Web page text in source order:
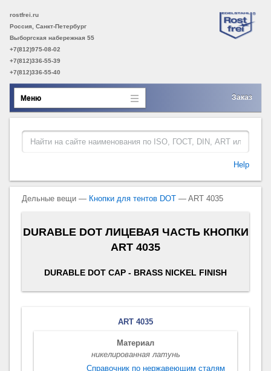
rostfrei.ru
Россия, Санкт-Петербург
Выборгская набережная 55
+7(812)975-08-02
+7(812)336-55-39
+7(812)336-55-40
Меню Заказ
Help
Дельные вещи — Кнопки для тентов DOT — ART 4035
DURABLE DOT ЛИЦЕВАЯ ЧАСТЬ КНОПКИ
ART 4035
DURABLE DOT CAP - BRASS NICKEL FINISH
ART 4035
Материал
никелированная латунь
Справочник по нержавеющим сталям